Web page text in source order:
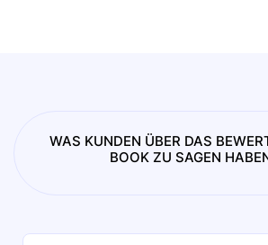
WAS KUNDEN ÜBER DAS
BOOK ZU SAGEN